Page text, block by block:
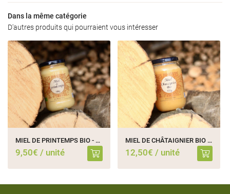
Contact
Dans la même catégorie
D'autres produits qui pourraient vous intéresser
MIEL DE PRINTEMPS BIO - 500g
9,50€ / unité
MIEL DE CHÂTAIGNIER BIO - 500g
12,50€ / unité